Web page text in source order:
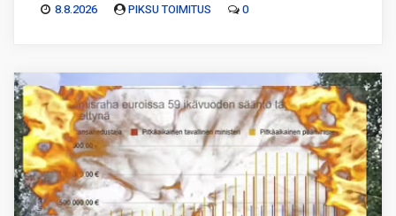
8.8.2026 PIKSU TOIMITUS 0